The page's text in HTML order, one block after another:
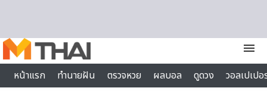
menu
หน้าแรก
ทำนายฝัน ตรวจหวย ผลบอล ดูดวง
วอลเปเป